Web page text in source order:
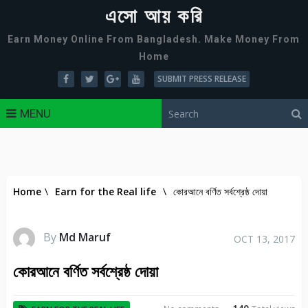
এসো আয় করি
Earn Money Online From Bangladesh. Make Money From
Home
SUBMIT PRESS RELEASE
MENU
Home \ Earn for the Real life \ কোরআনে বর্ণিত সর্বশ্রেষ্ঠ দোয়া
By Md Maruf OCT 13, 2017
কোরআনে বর্ণিত সর্বশ্রেষ্ঠ দোয়া